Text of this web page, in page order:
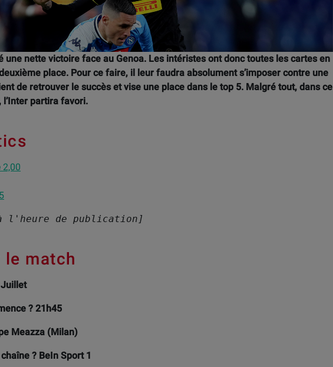
une nette victoire face au Genoa. Les intéristes ont donc toutes les cartes en
place. Pour ce faire, il leur faudra absolument s’imposer contre une
de retrouver le succès et vise une place dans le top 5. Malgré tout, dans ce
partira favori.
2,00
l'heure de publication]
match
Juillet
? 21h45
Meazza (Milan)
? BeIn Sport 1